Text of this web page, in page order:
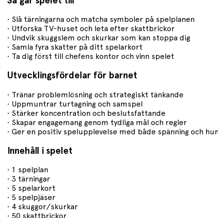
• Slå tärningarna och matcha symboler på spelplanen
• Utforska TV-huset och leta efter skattbrickor
• Undvik skuggslem och skurkar som kan stoppa dig
• Samla fyra skatter på ditt spelarkort
• Ta dig först till chefens kontor och vinn spelet
Utvecklingsfördelar för barnet
• Tränar problemlösning och strategiskt tänkande
• Uppmuntrar turtagning och samspel
• Stärker koncentration och beslutsfattande
• Skapar engagemang genom tydliga mål och regler
• Ger en positiv spelupplevelse med både spänning och
Innehåll i spelet
• 1 spelplan
• 3 tärningar
• 5 spelarkort
• 5 spelpjäser
• 4 skuggor/skurkar
• 50 skattbrickor